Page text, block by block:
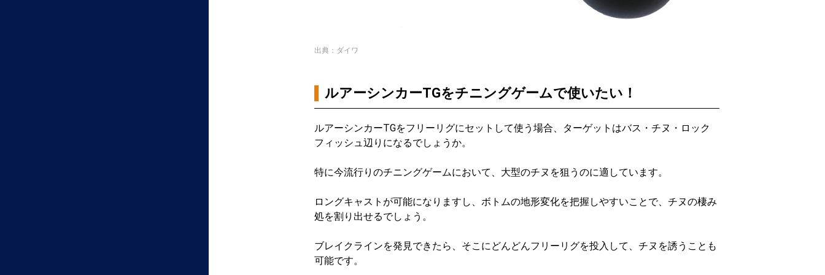
出典：ダイワ
ルアーシンカーTGをチニングゲームで使いたい！
ルアーシンカーTGをフリーリグにセットして使う場合、ターゲットはバス・チヌ・ロック
フィッシュ辺りになるでしょうか。
特に今流行りのチニングゲームにおいて、大型のチヌを狙うのに適しています。
ロングキャストが可能になりますし、ボトムの地形変化を把握しやすいことで、チヌの棲み
処を割り出せるでしょう。
ブレイクラインを発見できたら、そこにどんどんフリーリグを投入して、チヌを誘うことも
可能です。